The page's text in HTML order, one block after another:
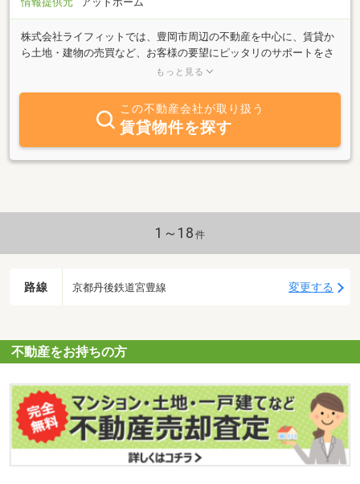
株式会社ライフィットでは、豊岡市周辺の不動産を中心に、賃貸か
ら土地・建物の売買など、お客様の要望にピッタリのサポートをさ
せて頂いております。特に賃貸に関する、様々な問題にも親身にな
相談を承っておりますので、一般の賃貸、売買などの不動産物件だ
け。不動産を通して地域のお客様とのコミュニケーションを大切に
し、お客様の夢を実現する為、お客様一人ひとりのライフスタイル
にあったプランを提供させていただきます。不動産を売買すること
は、一生に何度もないことだからこそ、わからないことが多いと思
産なら是非一度、株式会社ライフィットへご相談下さい！
もっと見る
この不動産会社が取り扱う
賃貸物件を探す
1～18 件
路線 京都丹後鉄道宮豊線 変更する
不動産をお持ちの方